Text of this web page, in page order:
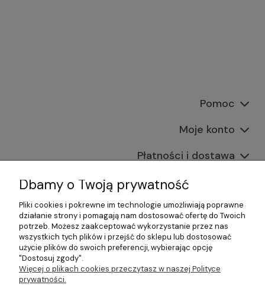
Pomoc
Moje konto
Płatności i dostawa
Informacje
O nas
©2026 Wszelkie Prawa Zastrzeżone | Gastrosklep |
Wyposażenie gastronomii, restauracji oraz barów
Dbamy o Twoją prywatność
Pliki cookies i pokrewne im technologie umożliwiają poprawne
działanie strony i pomagają nam dostosować ofertę do Twoich
potrzeb. Możesz zaakceptować wykorzystanie przez nas
wszystkich tych plików i przejść do sklepu lub dostosować
użycie plików do swoich preferencji, wybierając opcję
"Dostosuj zgody".
Więcej o plikach cookies przeczytasz w naszej Polityce
prywatności.